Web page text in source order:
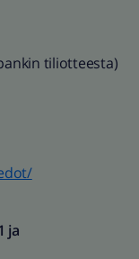
tiliotteesta)
ja